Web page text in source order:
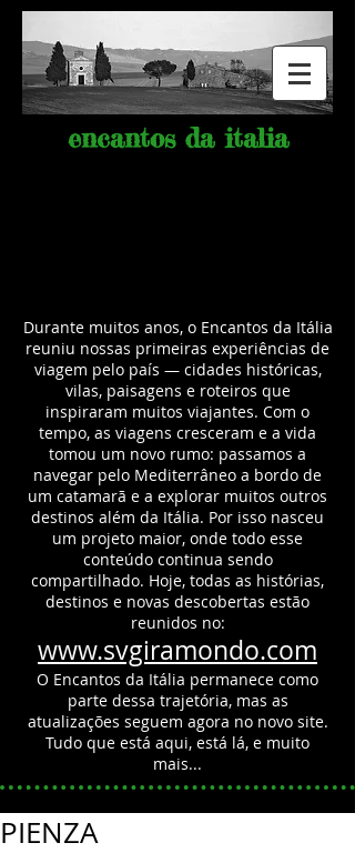
encantos da italia
Durante muitos anos, o Encantos da Itália
reuniu nossas primeiras experiências de
viagem pelo país — cidades históricas,
vilas, paisagens e roteiros que
inspiraram muitos viajantes. Com o
tempo, as viagens cresceram e a vida
tomou um novo rumo: passamos a
navegar pelo Mediterrâneo a bordo de
um catamarã e a explorar muitos outros
destinos além da Itália. Por isso nasceu
um projeto maior, onde todo esse
conteúdo continua sendo
compartilhado. Hoje, todas as histórias,
destinos e novas descobertas estão
reunidos no:
www.svgiramondo.com
O Encantos da Itália permanece como
parte dessa trajetória, mas as
atualizações seguem agora no novo site.
Tudo que está aqui, está lá, e muito
mais...
PIENZA